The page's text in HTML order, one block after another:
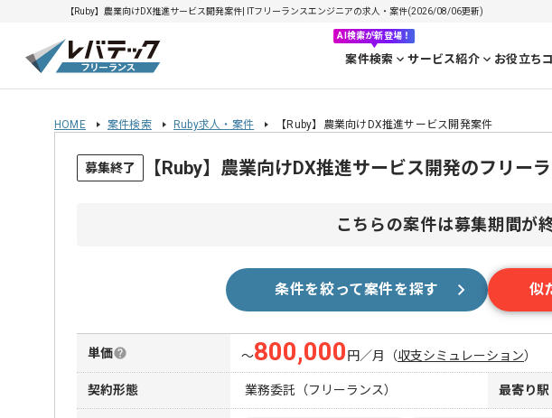
【Ruby】農業向けDX推進サービス開発案件| ITフリーランスエンジニアの求人・案件(2026/08/06更新)
AI検索が新登場！
案件検索 サービス紹介 お役立ち
HOME 案件検索 Ruby求人・案件 【Ruby】農業向けDX推進サービス開発案件
募集終了 【Ruby】農業向けDX推進サービス開発のフリー
こちらの案件は募集期間が
条件を絞って案件を探す 似
単価 〜800,000 円／月 （収支シミュレーション）
契約形態 業務委託（フリーランス） 最寄り駅